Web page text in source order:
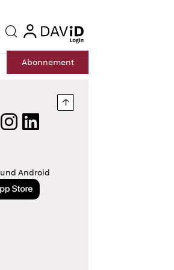
Suche login
Abonnement
Nach oben springen
Instagram
LinkedIn
Android
App Store